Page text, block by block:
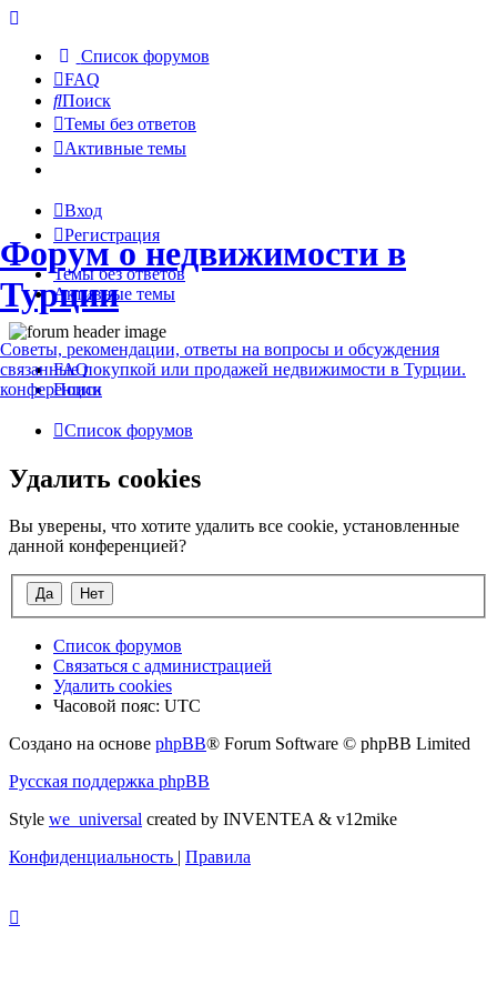
Список форумов
FAQ
Поиск
Темы без ответов
Активные темы
Вход
Регистрация
Темы без ответов
Активные темы
Форум о недвижимости в
Турции
Советы, рекомендации, ответы на вопросы и обсуждения
связанные покупкой или продажей недвижимости в Турции.
конференции
FAQ
Поиск
Список форумов
Удалить cookies
Вы уверены, что хотите удалить все cookie, установленные
данной конференцией?
Список форумов
Связаться с администрацией
Удалить cookies
Часовой пояс: UTC
Создано на основе phpBB® Forum Software © phpBB Limited
Русская поддержка phpBB
Style we_universal created by INVENTEA & v12mike
Конфиденциальность | Правила